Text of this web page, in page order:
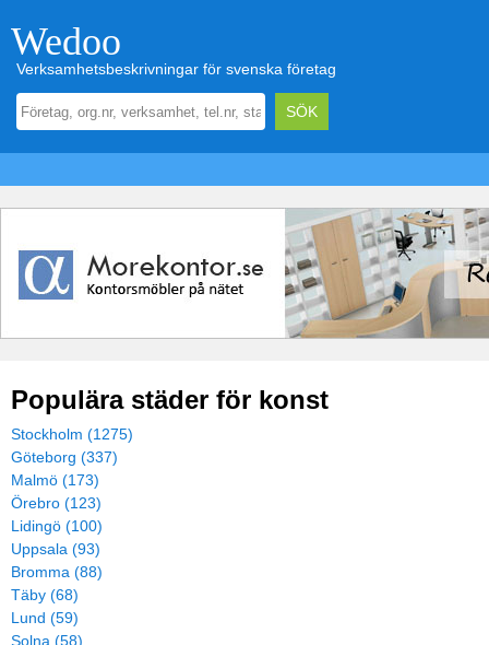
Wedoo
Verksamhetsbeskrivningar för svenska företag
Populära städer för konst
Stockholm (1275)
Göteborg (337)
Malmö (173)
Örebro (123)
Lidingö (100)
Uppsala (93)
Bromma (88)
Täby (68)
Lund (59)
Solna (58)